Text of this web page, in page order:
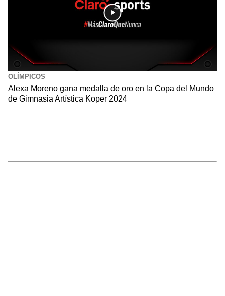
OLÍMPICOS
Alexa Moreno gana medalla de oro en la Copa del Mundo
de Gimnasia Artística Koper 2024